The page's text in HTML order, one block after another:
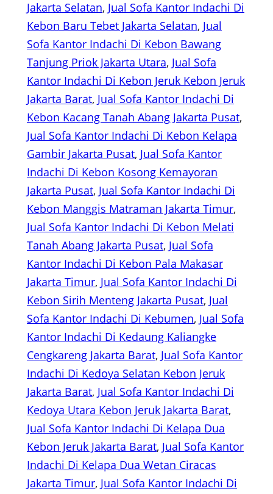
Jakarta Selatan, Jual Sofa Kantor Indachi Di
Kebon Baru Tebet Jakarta Selatan, Jual
Sofa Kantor Indachi Di Kebon Bawang
Tanjung Priok Jakarta Utara, Jual Sofa
Kantor Indachi Di Kebon Jeruk Kebon Jeruk
Jakarta Barat, Jual Sofa Kantor Indachi Di
Kebon Kacang Tanah Abang Jakarta Pusat
Jual Sofa Kantor Indachi Di Kebon Kelapa
Gambir Jakarta Pusat, Jual Sofa Kantor
Indachi Di Kebon Kosong Kemayoran
Jakarta Pusat, Jual Sofa Kantor Indachi Di
Kebon Manggis Matraman Jakarta Timur
Jual Sofa Kantor Indachi Di Kebon Melati
Tanah Abang Jakarta Pusat, Jual Sofa
Kantor Indachi Di Kebon Pala Makasar
Jakarta Timur, Jual Sofa Kantor Indachi Di
Kebon Sirih Menteng Jakarta Pusat, Jual
Sofa Kantor Indachi Di Kebumen, Jual Sofa
Kantor Indachi Di Kedaung Kaliangke
Cengkareng Jakarta Barat, Jual Sofa Kantor
Indachi Di Kedoya Selatan Kebon Jeruk
Jakarta Barat, Jual Sofa Kantor Indachi Di
Kedoya Utara Kebon Jeruk Jakarta Barat
Jual Sofa Kantor Indachi Di Kelapa Dua
Kebon Jeruk Jakarta Barat, Jual Sofa Kantor
Indachi Di Kelapa Dua Wetan Ciracas
Jakarta Timur, Jual Sofa Kantor Indachi Di